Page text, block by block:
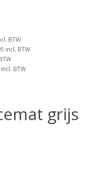
BTW
incl. BTW
BTW
grijs